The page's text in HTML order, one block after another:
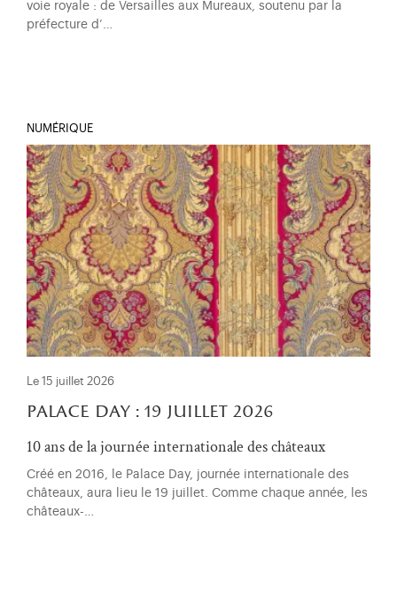
voie royale : de Versailles aux Mureaux, soutenu par la
préfecture d’…
NUMÉRIQUE
Le 15 juillet 2026
palace day : 19 juillet 2026
10 ans de la journée internationale des châteaux
Créé en 2016, le Palace Day, journée internationale des
châteaux, aura lieu le 19 juillet. Comme chaque année, les
châteaux-…